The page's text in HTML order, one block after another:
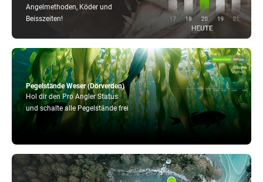
Pegelstände Weser (Dörverden)
Hol dir den Pro Angler Status
und schalte alle Pegelstände frei
Angelmethoden, Köder und
Beisszeiten!